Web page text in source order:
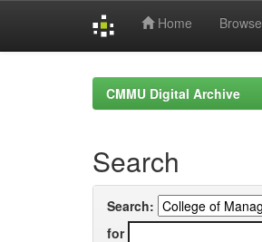
Home Browse
CMMU Digital Archive
Search
Search:
for